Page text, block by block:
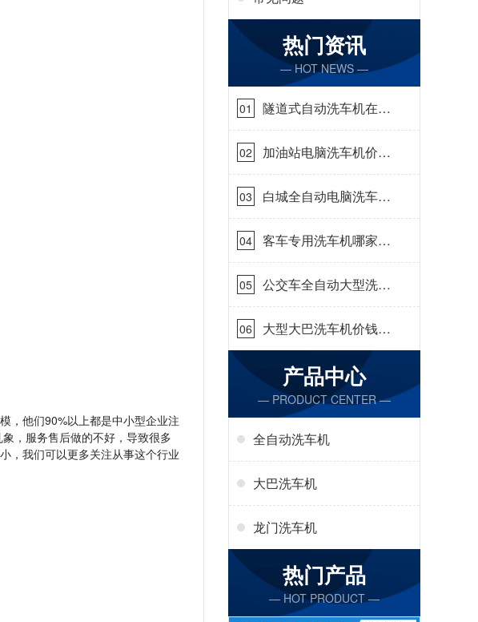
，他们90%以上都是中小型企业注
，服务售后做的不好，导致很多
，我们可以更多关注从事这个行业
热门资讯
— HOT NEWS —
01
隧道式自动洗车机在哪
里购买[隆茂鑫晟]
02
加油站电脑洗车机价格
怎么样[隆茂鑫晟]
03
白城全自动电脑洗车
机-ADV防冻冬季正常
使用[隆茂鑫晟]
04
客车专用洗车机哪家的
好[隆茂鑫晟]
05
公交车全自动大型洗车
机什么价钱[隆茂鑫晟]
06
大型大巴洗车机价钱怎
么样[隆茂鑫晟]
产品中心
— PRODUCT CENTER —
全自动洗车机
大巴洗车机
龙门洗车机
热门产品
— HOT PRODUCT —